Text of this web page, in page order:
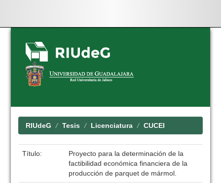
Skip
navigation
RIUdeG Tesis Licenciatura CUCEI
Título:
Proyecto para la determinación de la
factibilidad económica financiera de la
producción de parquet de mármol.